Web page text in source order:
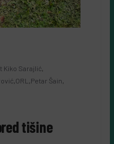
Kiko Sarajlić,
,ORL ,Petar Šain,
tišine